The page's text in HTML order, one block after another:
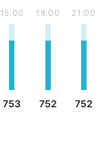
15:00
753
18:00
752
21:00
752